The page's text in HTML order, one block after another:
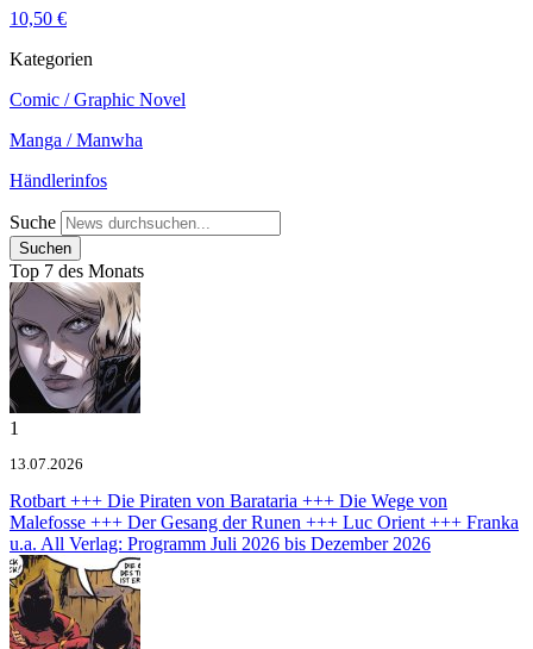
10,50 €
Kategorien
Comic / Graphic Novel
Manga / Manwha
Händlerinfos
Suche
Top 7 des Monats
1
13.07.2026
Rotbart +++ Die Piraten von Barataria +++ Die Wege von
Malefosse +++ Der Gesang der Runen +++ Luc Orient +++ Franka
u.a. All Verlag: Programm Juli 2026 bis Dezember 2026